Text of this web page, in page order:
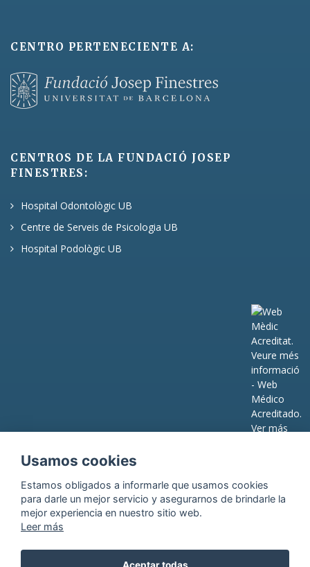
CENTRO PERTENECIENTE A:
CENTROS DE LA FUNDACIÓ JOSEP
FINESTRES:
Hospital Odontològic UB
Centre de Serveis de Psicologia UB
Hospital Podològic UB
Usamos cookies
Estamos obligados a informarle que usamos cookies
para darle un mejor servicio y asegurarnos de brindarle la
mejor experiencia en nuestro sitio web.
Leer más
Aceptar todas